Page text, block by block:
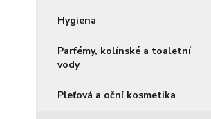
Hygiena
Parfémy, kolínské a toaletní
vody
Pleťová a oční kosmetika